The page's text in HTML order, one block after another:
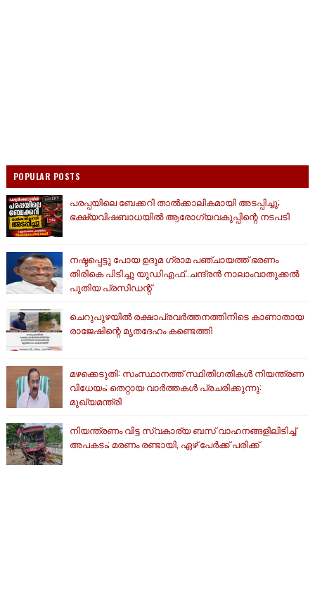
POPULAR POSTS
പരപ്പയിലെ ബേക്കറി താൽക്കാലികമായി അടപ്പിച്ചു;
ഭക്ഷ്യവിഷബാധയിൽ ആരോഗ്യവകുപ്പിന്റെ നടപടി
നഷ്ടപ്പെട്ടു പോയ ഉദുമ ഗ്രാമ പഞ്ചായത്ത് ഭരണം
തിരികെ പിടിച്ചു യുഡിഎഫ്..ചന്ദ്രൻ നാലാംവാതുക്കൽ
പുതിയ പ്രസിഡന്റ്
ചെറുപുഴയിൽ രക്ഷാപ്രവർത്തനത്തിനിടെ കാണാതായ
രാജേഷിന്റെ മൃതദേഹം കണ്ടെത്തി
മഴക്കെടുതി: സംസ്ഥാനത്ത് സ്ഥിതിഗതികള്‍ നിയന്ത്രണ
വിധേയം; തെറ്റായ വാര്‍ത്തകള്‍ പ്രചരിക്കുന്നു:
മുഖ്യമന്ത്രി
നിയന്ത്രണം വിട്ട സ്വകാര്യ ബസ് വാഹനങ്ങളിലിടിച്ച്
അപകടം; മരണം രണ്ടായി, ഏഴ് പേർക്ക് പരിക്ക്